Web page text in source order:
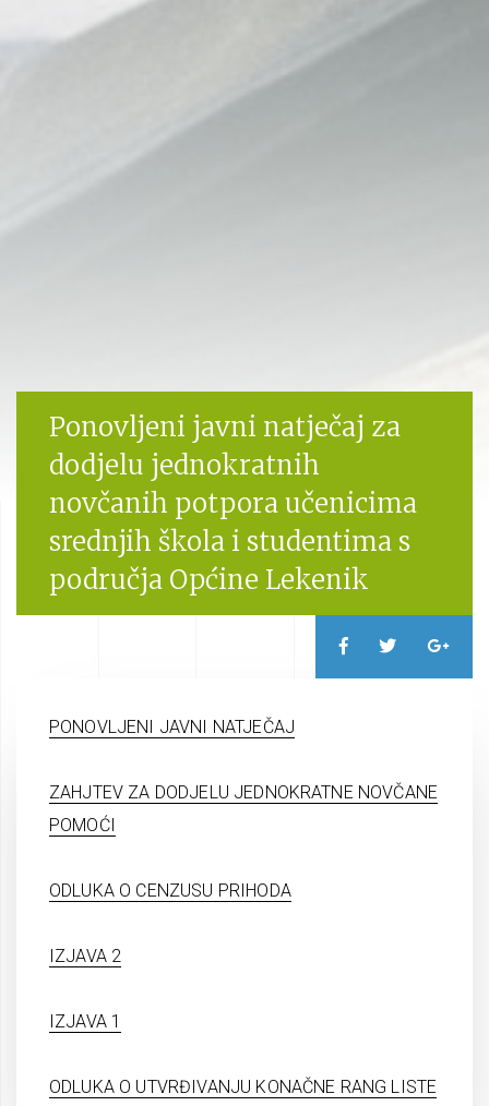
Ponovljeni javni natječaj za
dodjelu jednokratnih
novčanih potpora učenicima
srednjih škola i studentima s
područja Općine Lekenik
PONOVLJENI JAVNI NATJEČAJ
ZAHJTEV ZA DODJELU JEDNOKRATNE NOVČANE
POMOĆI
ODLUKA O CENZUSU PRIHODA
IZJAVA 2
IZJAVA 1
ODLUKA O UTVRĐIVANJU KONAČNE RANG LISTE